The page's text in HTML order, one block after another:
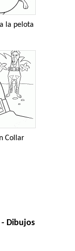
la pelota
Collar
- Dibujos